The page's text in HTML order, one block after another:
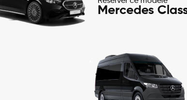
Mercedes